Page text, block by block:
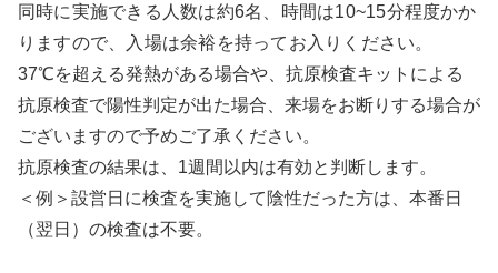
同時に実施できる人数は約6名、時間は10~15分程度かか
りますので、入場は余裕を持ってお入りください。
37℃を超える発熱がある場合や、抗原検査キットによる
抗原検査で陽性判定が出た場合、来場をお断りする場合が
ございますので予めご了承ください。
抗原検査の結果は、1週間以内は有効と判断します。
＜例＞設営日に検査を実施して陰性だった方は、本番日
（翌日）の検査は不要。